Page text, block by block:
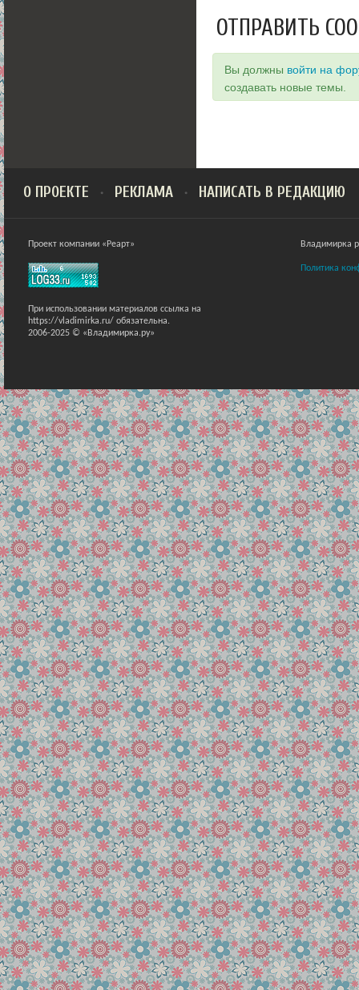
ОТПРАВИТЬ
Вы должны войти на
создавать новые темы.
О ПРОЕКТЕ РЕКЛАМА НАПИСАТЬ В РЕДАКЦИЮ
Проект компании «Реарт»
При использовании материалов ссылка на
https://vladimirka.ru/ обязательна.
2006-2025 © «Владимирка.ру»
Владимирка
Политика